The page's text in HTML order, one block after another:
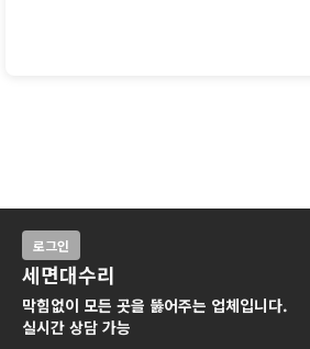
로그인
세면대수리
막힘없이 모든 곳을 뚫어주는 업체입니다.
실시간 상담 가능